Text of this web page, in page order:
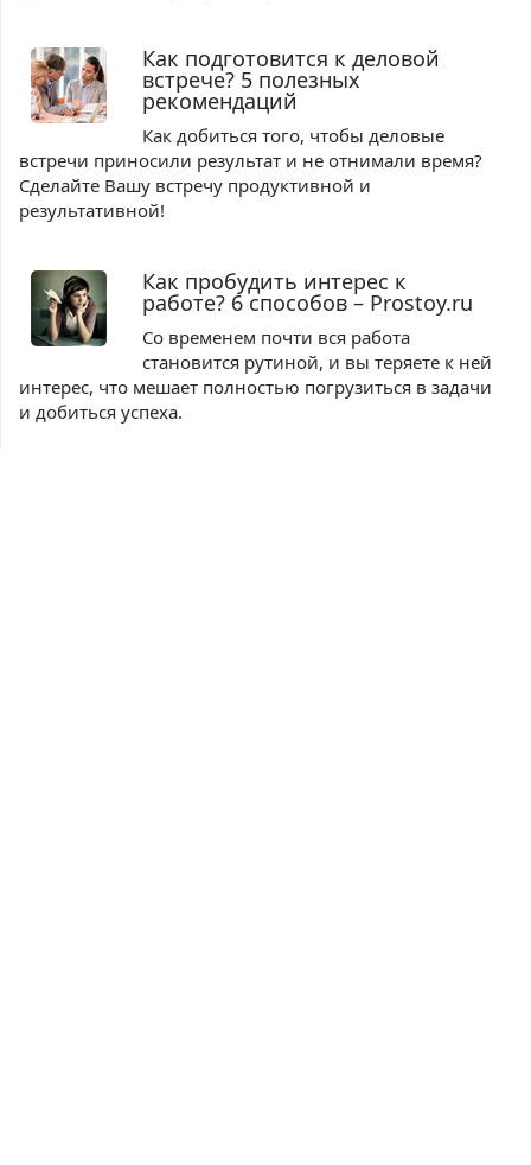
Как подготовится к деловой
встрече? 5 полезных
рекомендаций
Как добиться того, чтобы деловые
встречи приносили результат и не отнимали время?
Сделайте Вашу встречу продуктивной и
результативной!
Как пробудить интерес к
работе? 6 способов – Prostoy.ru
Со временем почти вся работа
становится рутиной, и вы теряете к ней
интерес, что мешает полностью погрузиться в задачи
и добиться успеха.